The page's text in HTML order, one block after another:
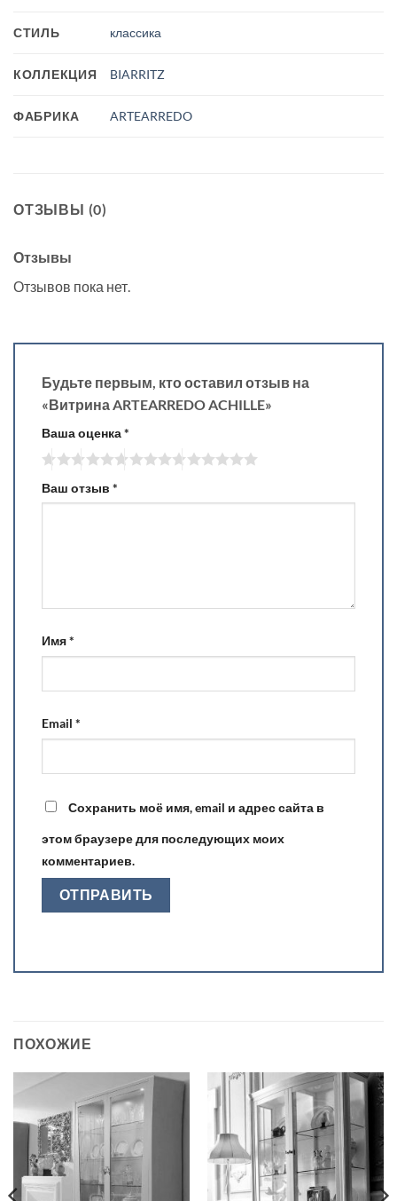
СТИЛЬ классика
КОЛЛЕКЦИЯ BIARRITZ
ФАБРИКА ARTEARREDO
ОТЗЫВЫ (0)
Отзывы
Отзывов пока нет.
Будьте первым, кто оставил отзыв на
«Витрина ARTEARREDO ACHILLE»
Ваша оценка*
Ваш отзыв *
Имя*
Email *
Сохранить моё имя, email и адрес сайта в
этом браузере для последующих моих
комментариев.
ПОХОЖИЕ